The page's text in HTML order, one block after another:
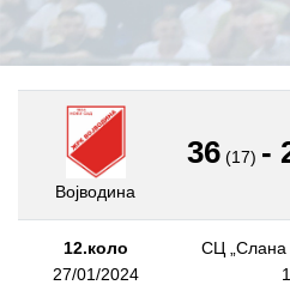
Војводина
36 (17) -
12.коло
27/01/2024
СЦ „Слана